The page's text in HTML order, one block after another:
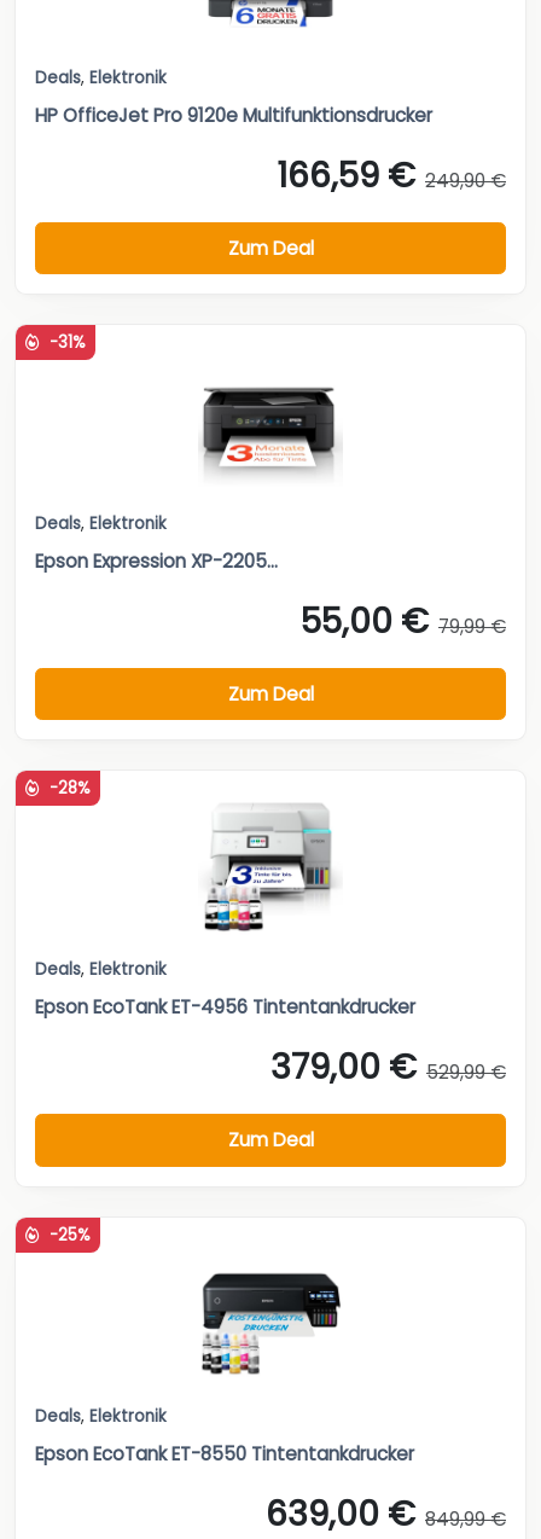
Deals, Elektronik
HP OfficeJet Pro 9120e Multifunktionsdrucker
166,59 € 249,90 €
Zum Deal
-31%
Deals, Elektronik
Epson Expression XP-2205...
55,00 € 79,99 €
Zum Deal
-28%
Deals, Elektronik
Epson EcoTank ET-4956 Tintentankdrucker
379,00 € 529,99 €
Zum Deal
-25%
Deals, Elektronik
Epson EcoTank ET-8550 Tintentankdrucker
639,00 € 849,99 €